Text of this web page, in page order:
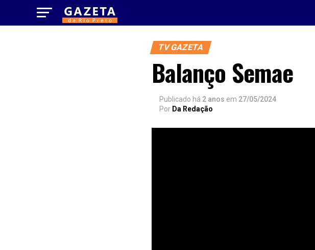
TV GAZETA
Balanço Semae
Publicado há 2 anos em 27/05/2024
Por Da Redação